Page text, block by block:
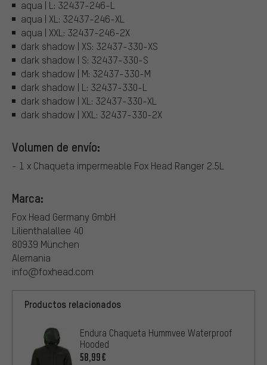
aqua | L: 32437-246-L
aqua | XL: 32437-246-XL
aqua | XXL: 32437-246-2X
dark shadow | XS: 32437-330-XS
dark shadow | S: 32437-330-S
dark shadow | M: 32437-330-M
dark shadow | L: 32437-330-L
dark shadow | XL: 32437-330-XL
dark shadow | XXL: 32437-330-2X
Volumen de envío:
- 1 x Chaqueta impermeable Fox Head Ranger 2.5L
Marca:
Fox Head Germany GmbH
Lilienthalallee 40
80939 München
Alemania
info@foxhead.com
Productos relacionados
Endura Chaqueta Hummvee Waterproof
Hooded
58,99€